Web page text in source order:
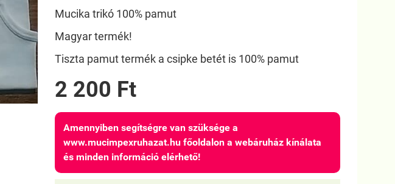
Mucika trikó 100% pamut
Magyar termék!
Tiszta pamut termék a csipke betét is 100% pamut
2 200 Ft
Amennyiben segítségre van szüksége a
www.mucimpexruhazat.hu főoldalon a webáruház kínálata
és minden információ elérhető!